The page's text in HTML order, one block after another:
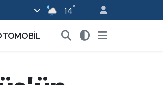
14°